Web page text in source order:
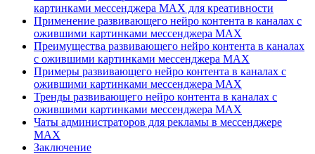
картинками мессенджера MAX для креативности
Применение развивающего нейро контента в каналах с
ожившими картинками мессенджера MAX
Преимущества развивающего нейро контента в каналах
с ожившими картинками мессенджера MAX
Примеры развивающего нейро контента в каналах с
ожившими картинками мессенджера MAX
Тренды развивающего нейро контента в каналах с
ожившими картинками мессенджера MAX
Чаты администраторов для рекламы в мессенджере
MAX
Заключение